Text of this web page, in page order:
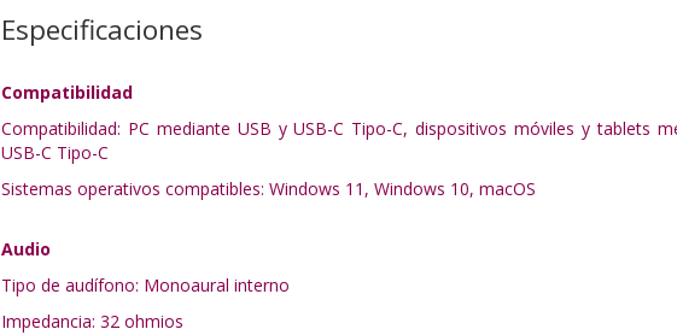
Especificaciones
Compatibilidad
Compatibilidad: PC mediante USB y USB-C Tipo-C, dispositivos móviles y tablets
USB-C Tipo-C
Sistemas operativos compatibles: Windows 11, Windows 10, macOS
Audio
Tipo de audífono: Monoaural interno
Impedancia: 32 ohmios